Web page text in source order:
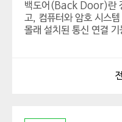
백도어(Back Door)란
고, 컴퓨터와 암호 시스
몰래 설치된 통신 연결
초기에는 현장 서비스 기